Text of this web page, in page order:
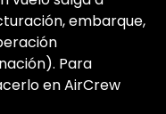
embarque,
Para
en AirCrew